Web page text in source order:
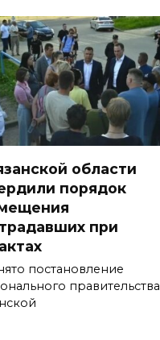
области
порядок
при
постановление
правительства